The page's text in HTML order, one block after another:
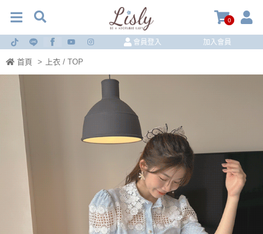
0
會員登入 加入會員
首頁 > 上衣 / TOP